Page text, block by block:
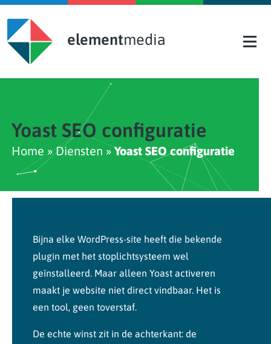
Skip to content
elementmedia
Yoast SEO configuratie
Home »Diensten »Yoast SEO configuratie
Bijna elke WordPress-site heeft die bekende
plugin met het stoplichtsysteem wel
geïnstalleerd. Maar alleen Yoast activeren
maakt je website niet direct vindbaar. Het is
een tool, geen toverstaf.
De echte winst zit in de achterkant: de